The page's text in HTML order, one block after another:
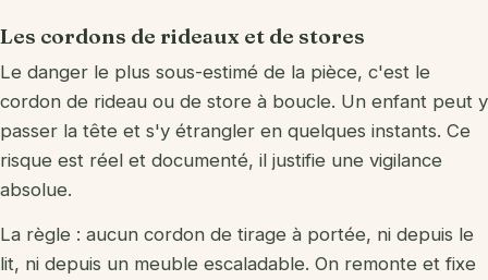
Les cordons de rideaux et de stores
Le danger le plus sous-estimé de la pièce, c'est le
cordon de rideau ou de store à boucle. Un enfant peut y
passer la tête et s'y étrangler en quelques instants. Ce
risque est réel et documenté, il justifie une vigilance
absolue.
La règle : aucun cordon de tirage à portée, ni depuis le
lit, ni depuis un meuble escaladable. On remonte et fixe